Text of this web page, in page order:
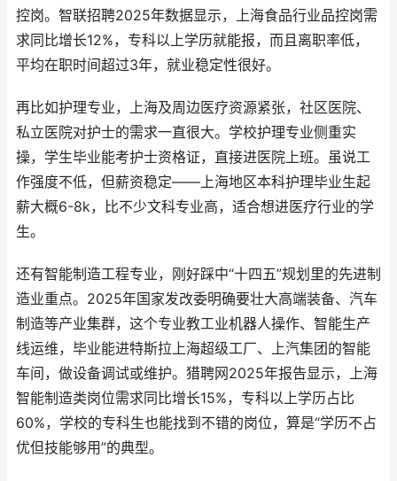
控岗。智联招聘2025年数据显示，上海食品行业品控岗需
求同比增长12%，专科以上学历就能报，而且离职率低，
平均在职时间超过3年，就业稳定性很好。
再比如护理专业，上海及周边医疗资源紧张，社区医院、
私立医院对护士的需求一直很大。学校护理专业侧重实
操，学生毕业能考护士资格证，直接进医院上班。虽说工
作强度不低，但薪资稳定——上海地区本科护理毕业生起
薪大概6-8k，比不少文科专业高，适合想进医疗行业的学
生。
还有智能制造工程专业，刚好踩中“十四五”规划里的先进制
造业重点。2025年国家发改委明确要壮大高端装备、汽车
制造等产业集群，这个专业教工业机器人操作、智能生产
线运维，毕业能进特斯拉上海超级工厂、上汽集团的智能
车间，做设备调试或维护。猎聘网2025年报告显示，上海
智能制造类岗位需求同比增长15%，专科以上学历占比
60%，学校的专科生也能找到不错的岗位，算是“学历不占
优但技能够用”的典型。